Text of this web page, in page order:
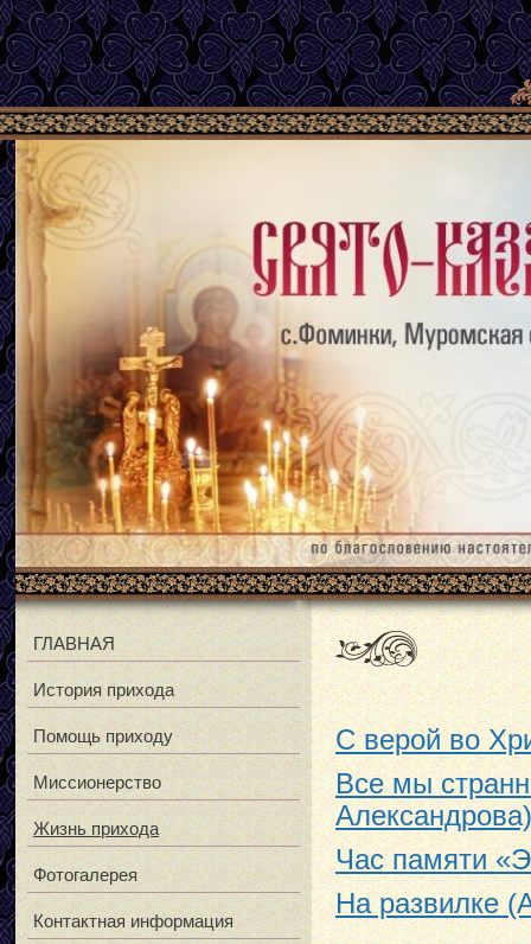
С верой во
Все мы
Александрова)
Час памяти
На развилке
ГЛАВНАЯ
История прихода
Помощь приходу
Миссионерство
Жизнь прихода
Фотогалерея
Контактная информация